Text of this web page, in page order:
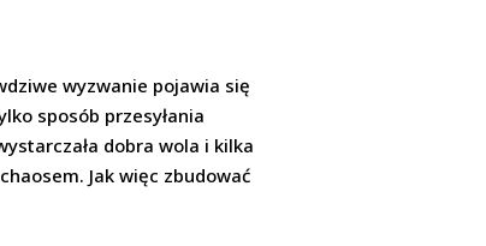
wyzwanie pojawia się
sposób przesyłania
dobra wola i kilka
Jak więc zbudować